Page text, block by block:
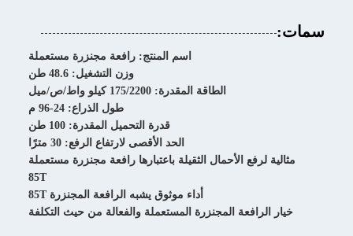
سمات:
اسم المنتج: رافعة مجنزرة مستعملة
وزن التشغيل: 48.6 طن
الطاقة المقدرة: 175/2200 كيلو واط/ص/ميل
طول الذراع: 24-96 م
قدرة التحميل المقدرة: 100 طن
الحد الأقصى لارتفاع الرفع: 30 مترًا
مثالية لرفع الأحمال الثقيلة باعتبارها رافعة مجنزرة مستعملة
85T
أداء موثوق يشبه الرافعة المجنزرة 85T
خيار الرافعة المجنزرة المستعملة والفعالة من حيث التكلفة